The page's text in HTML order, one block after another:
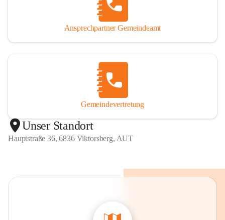
Ansprechpartner Gemeindeamt
Gemeindevertretung
Unser Standort
Hauptstraße 36, 6836 Viktorsberg, AUT